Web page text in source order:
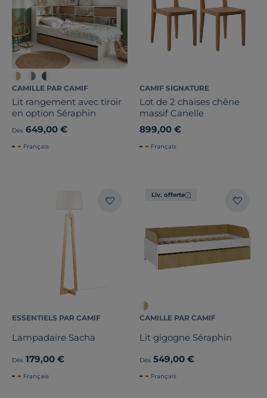
CAMILLE PAR CAMIF
Lit rangement avec tiroir
en option Séraphin
Dès 649,00 €
Français
CAMIF SIGNATURE
Lot de 2 chaises chêne
massif Canelle
899,00 €
Français
ESSENTIELS PAR CAMIF
Lampadaire Sacha
Dès 179,00 €
Français
Liv. offerte
CAMILLE PAR CAMIF
Lit gigogne Séraphin
Dès 549,00 €
Français
Pays de fabrication